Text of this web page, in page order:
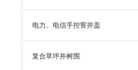
电力、电信手控窨井盖
复合草坪井树围